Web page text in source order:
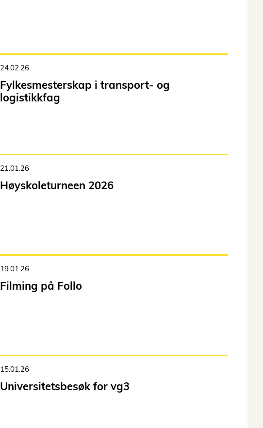
24.02.26
Fylkesmesterskap i transport- og
logistikkfag
21.01.26
Høyskoleturneen 2026
19.01.26
Filming på Follo
15.01.26
Universitetsbesøk for vg3